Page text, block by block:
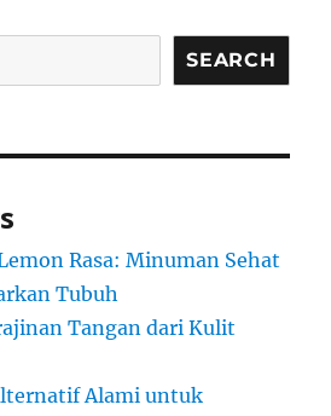
SEARCH
Rasa: Minuman Sehat
Tubuh
Tangan dari Kulit
Alami untuk